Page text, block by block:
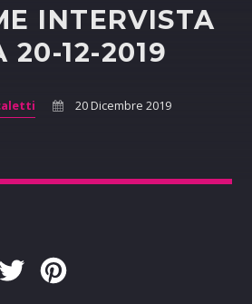
INTERVISTA
20-12-2019
20 Dicembre 2019
Twitter